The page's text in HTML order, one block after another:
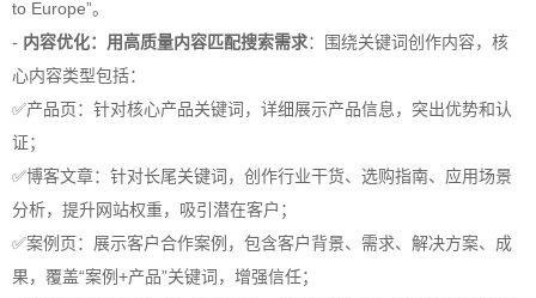
to Europe”。
- 内容优化：用高质量内容匹配搜索需求：围绕关键词创作内容，核
心内容类型包括：
✅产品页：针对核心产品关键词，详细展示产品信息，突出优势和认
证；
✅博客文章：针对长尾关键词，创作行业干货、选购指南、应用场景
分析，提升网站权重，吸引潜在客户；
✅案例页：展示客户合作案例，包含客户背景、需求、解决方案、成
果，覆盖“案例+产品”关键词，增强信任；